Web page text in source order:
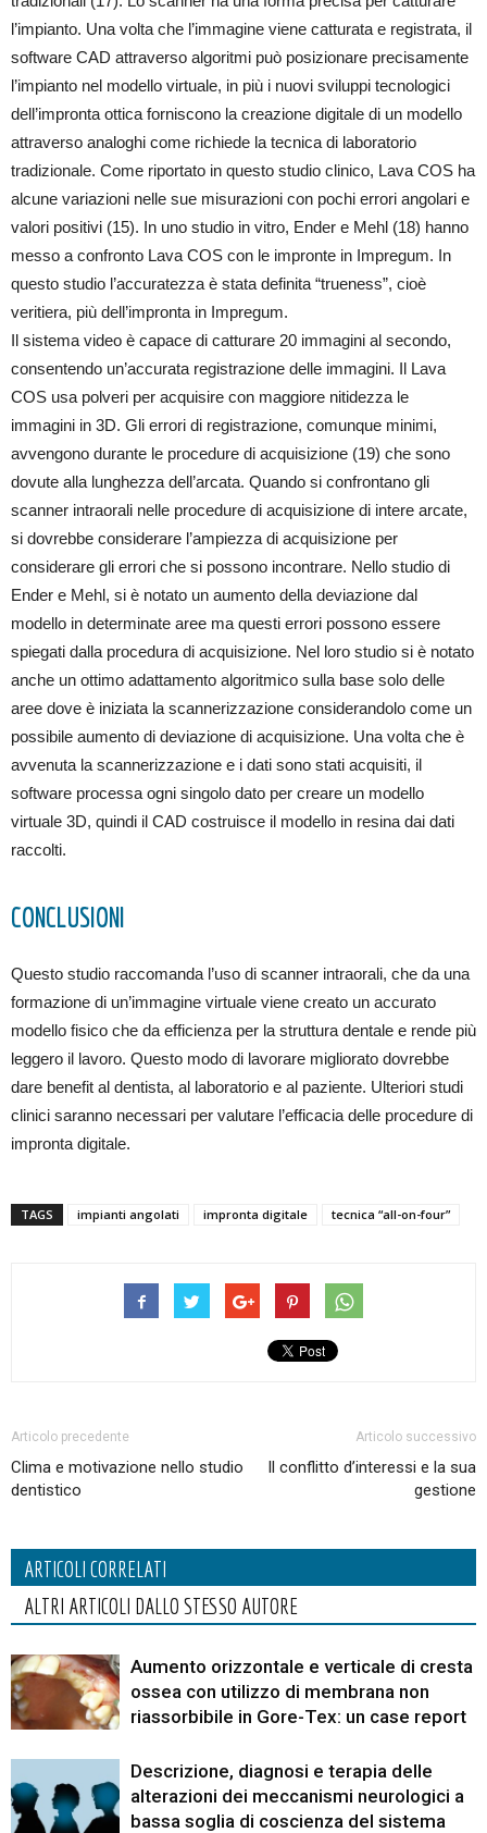
l’impianto. Una volta che l’immagine viene catturata e registrata, il
software CAD attraverso algoritmi può posizionare precisamente
l’impianto nel modello virtuale, in più i nuovi sviluppi tecnologici
dell’impronta ottica forniscono la creazione digitale di un modello
attraverso analoghi come richiede la tecnica di laboratorio
tradizionale. Come riportato in questo studio clinico, Lava COS ha
alcune variazioni nelle sue misurazioni con pochi errori angolari e
valori positivi (15). In uno studio in vitro, Ender e Mehl (18) hanno
messo a confronto Lava COS con le impronte in Impregum. In
questo studio l’accuratezza è stata definita “trueness”, cioè
veritiera, più dell’impronta in Impregum.
Il sistema video è capace di catturare 20 immagini al secondo,
consentendo un’accurata registrazione delle immagini. Il Lava
COS usa polveri per acquisire con maggiore nitidezza le
immagini in 3D. Gli errori di registrazione, comunque minimi,
avvengono durante le procedure di acquisizione (19) che sono
dovute alla lunghezza dell’arcata. Quando si confrontano gli
scanner intraorali nelle procedure di acquisizione di intere arcate,
si dovrebbe considerare l’ampiezza di acquisizione per
considerare gli errori che si possono incontrare. Nello studio di
Ender e Mehl, si è notato un aumento della deviazione dal
modello in determinate aree ma questi errori possono essere
spiegati dalla procedura di acquisizione. Nel loro studio si è notato
anche un ottimo adattamento algoritmico sulla base solo delle
aree dove è iniziata la scannerizzazione considerandolo come un
possibile aumento di deviazione di acquisizione. Una volta che è
avvenuta la scannerizzazione e i dati sono stati acquisiti, il
software processa ogni singolo dato per creare un modello
virtuale 3D, quindi il CAD costruisce il modello in resina dai dati
raccolti.
CONCLUSIONI
Questo studio raccomanda l’uso di scanner intraorali, che da una
formazione di un’immagine virtuale viene creato un accurato
modello fisico che da efficienza per la struttura dentale e rende più
leggero il lavoro. Questo modo di lavorare migliorato dovrebbe
dare benefit al dentista, al laboratorio e al paziente. Ulteriori studi
clinici saranno necessari per valutare l’efficacia delle procedure di
impronta digitale.
TAGS impianti angolati impronta digitale tecnica “all-on-four”
Articolo precedente
Clima e motivazione nello studio
dentistico
Articolo successivo
Il conflitto d’interessi e la sua
gestione
ARTICOLI CORRELATI
ALTRI ARTICOLI DALLO STESSO AUTORE
Aumento orizzontale e verticale di cresta
ossea con utilizzo di membrana non
riassorbibile in Gore-Tex: un case report
Descrizione, diagnosi e terapia delle
alterazioni dei meccanismi neurologici a
bassa soglia di coscienza del sistema